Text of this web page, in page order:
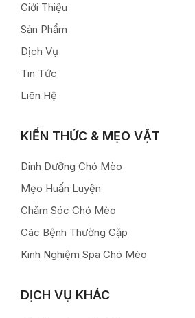
Giới Thiệu
Sản Phẩm
Dịch Vụ
Tin Tức
Liên Hệ
KIẾN THỨC & MẸO VẶT
Dinh Dưỡng Chó Mèo
Mẹo Huấn Luyện
Chăm Sóc Chó Mèo
Các Bệnh Thường Gặp
Kinh Nghiệm Spa Chó Mèo
DỊCH VỤ KHÁC